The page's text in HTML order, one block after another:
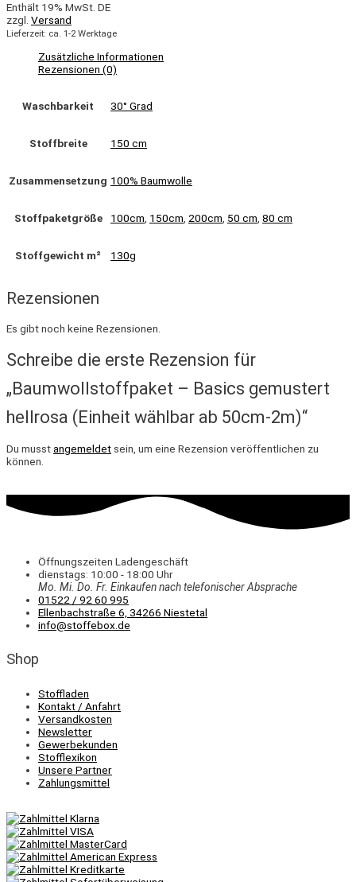
Enthält 19% MwSt. DE
zzgl. Versand
Lieferzeit: ca. 1-2 Werktage
Zusätzliche Informationen
Rezensionen (0)
Waschbarkeit 30° Grad
Stoffbreite 150 cm
Zusammensetzung 100% Baumwolle
Stoffpaketgröße 100cm, 150cm, 200cm, 50 cm, 80 cm
Stoffgewicht m² 130g
Rezensionen
Es gibt noch keine Rezensionen.
Schreibe die erste Rezension für
„Baumwollstoffpaket – Basics gemustert
hellrosa (Einheit wählbar ab 50cm-2m)“
Du musstangemeldet sein, um eine Rezension veröffentlichen zu
können.
Öffnungszeiten Ladengeschäft
dienstags: 10:00 - 18:00 Uhr
Mo. Mi. Do. Fr. Einkaufennach telefonischer Absprache
01522 / 92 60 995
Ellenbachstraße 6, 34266 Niestetal
info@stoffebox.de
Shop
Stoffladen
Kontakt / Anfahrt
Versandkosten
Newsletter
Gewerbekunden
Stofflexikon
Unsere Partner
Zahlungsmittel